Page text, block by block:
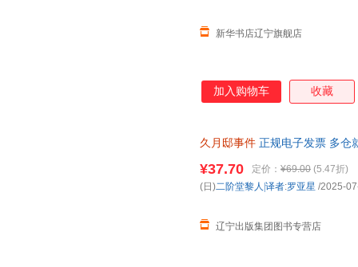
新华书店辽宁旗舰店
加入购物车 收藏
久月邸事件 正规电子发票 多仓
¥37.70 定价： ¥69.00 (5.47折)
辽宁出版集团图书专营店
(日)二阶堂黎人|译者:罗亚星 /2025-